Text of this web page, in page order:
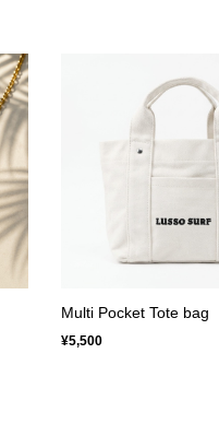
Multi Pocket Tote bag
¥5,500